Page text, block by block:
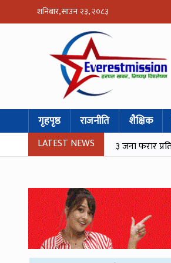
शनिबार, साउन २३, २०८३
गृहपृष्ठ राजनीति शैक्षिक
LATEST NEWS३ जना फरार प्रतिवादी